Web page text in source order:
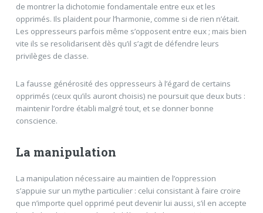
de montrer la dichotomie fondamentale entre eux et les
opprimés. Ils plaident pour l’harmonie, comme si de rien n’était.
Les oppresseurs parfois même s’opposent entre eux ; mais bien
vite ils se resolidarisent dès qu’il s’agit de défendre leurs
privilèges de classe.
La fausse générosité des oppresseurs à l’égard de certains
opprimés (ceux qu’ils auront choisis) ne poursuit que deux buts :
maintenir l’ordre établi malgré tout, et se donner bonne
conscience.
La manipulation
La manipulation nécessaire au maintien de l’oppression
s’appuie sur un mythe particulier : celui consistant à faire croire
que n’importe quel opprimé peut devenir lui aussi, s’il en accepte